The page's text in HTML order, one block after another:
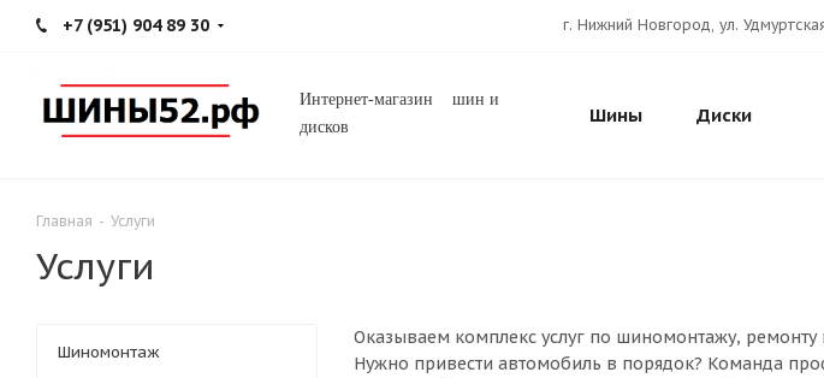
+7 (951) 904 89 30 г. Нижний Новгород, ул.
Интернет-магазин шин и
дисков
Шины Диски
Главная - Услуги
Услуги
Оказываем комплекс услуг по шиномонтажу,
Нужно привести автомобиль в порядок? Команда
Шиномонтаж